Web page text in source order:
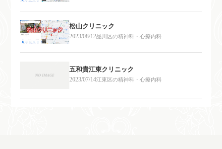
松山クリニック
2023/08/12品川区の精神科・心療内科
五和貴江東クリニック
2023/07/14江東区の精神科・心療内科